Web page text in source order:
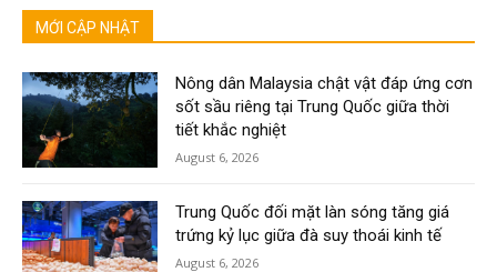
MỚI CẬP NHẬT
Nông dân Malaysia chật vật đáp ứng cơn
sốt sầu riêng tại Trung Quốc giữa thời
tiết khắc nghiệt
August 6, 2026
Trung Quốc đối mặt làn sóng tăng giá
trứng kỷ lục giữa đà suy thoái kinh tế
August 6, 2026